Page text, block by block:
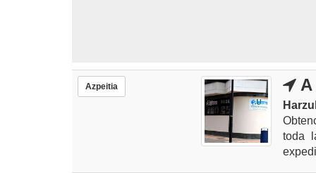
Azpeitia
toda